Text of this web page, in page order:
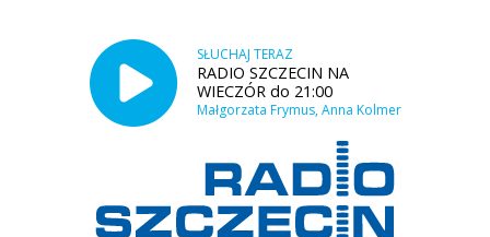
SŁUCHAJ TERAZ
RADIO SZCZECIN NA
WIECZÓR do 21:00
Małgorzata Frymus, Anna Kolmer